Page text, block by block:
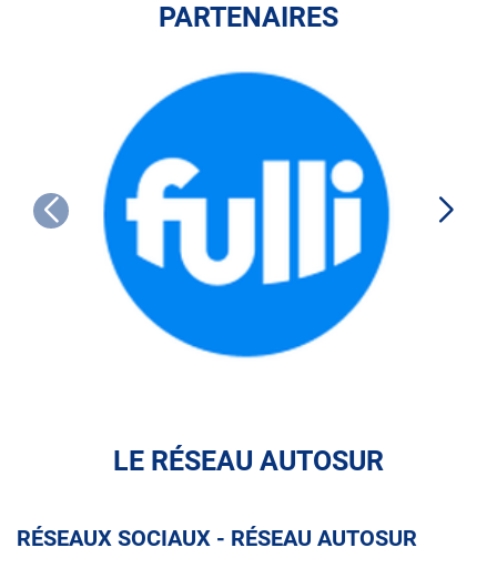
PARTENAIRES
LE RÉSEAU AUTOSUR
RÉSEAUX SOCIAUX - RÉSEAU AUTOSUR